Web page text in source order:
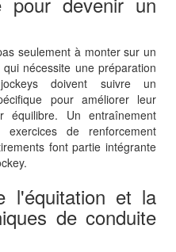
seulement à monter sur un
nécessite une préparation
doivent suivre un
pour améliorer leur
Un entraînement
exercices de renforcement
font partie intégrante
l'équitation et la
de conduite